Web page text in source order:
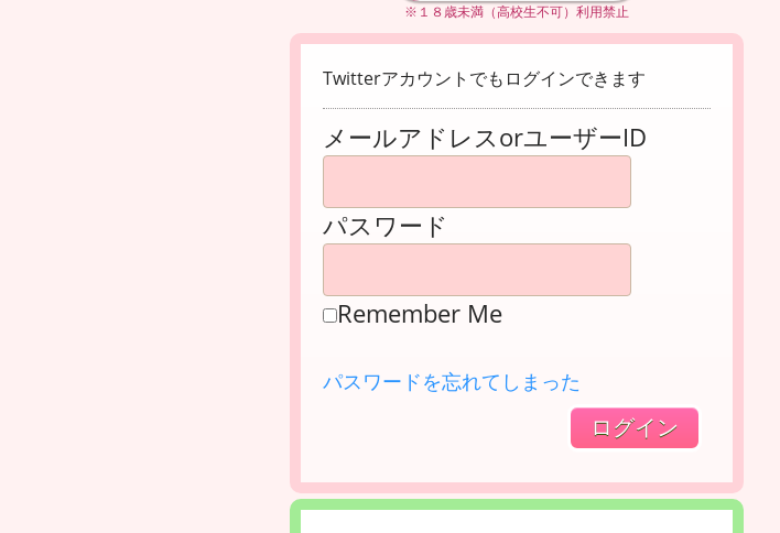
※１８歳未満（高校生不可）利用禁止
Twitterアカウントでもログインできます
メールアドレスorユーザーID
パスワード
Remember Me
パスワードを忘れてしまった